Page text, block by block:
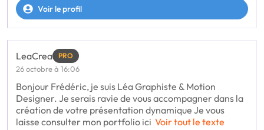
Voir le profil
LeaCrea PRO
26 octobre à 16:06
Bonjour Frédéric, je suis Léa Graphiste & Motion
Designer. Je serais ravie de vous accompagner dans la
création de votre présentation dynamique Je vous
laisse consulter mon portfolio ici Voir tout le texte